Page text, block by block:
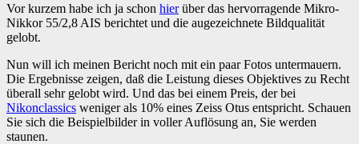
Vor kurzem habe ich ja schon hierüber das hervorragende Mikro-
Nikkor 55/2,8 AIS berichtet und die augezeichnete Bildqualität
gelobt.
Nun will ich meinen Bericht noch mit ein paar Fotos untermauern.
Die Ergebnisse zeigen, daß die Leistung dieses Objektives zu Recht
überall sehr gelobt wird. Und das bei einem Preis, der bei
Nikonclassics weniger als 10% eines Zeiss Otus entspricht. Schauen
Sie sich die Beispielbilder in voller Auflösung an, Sie werden
staunen.